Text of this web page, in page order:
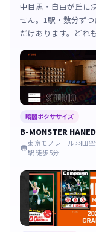
中目黒・自由が丘に
せん。1駅・数分ず
だけあります。どれ
暗闇ボクササイズ
B-MONSTER

東京モノレール 羽田
駅 徒歩5分